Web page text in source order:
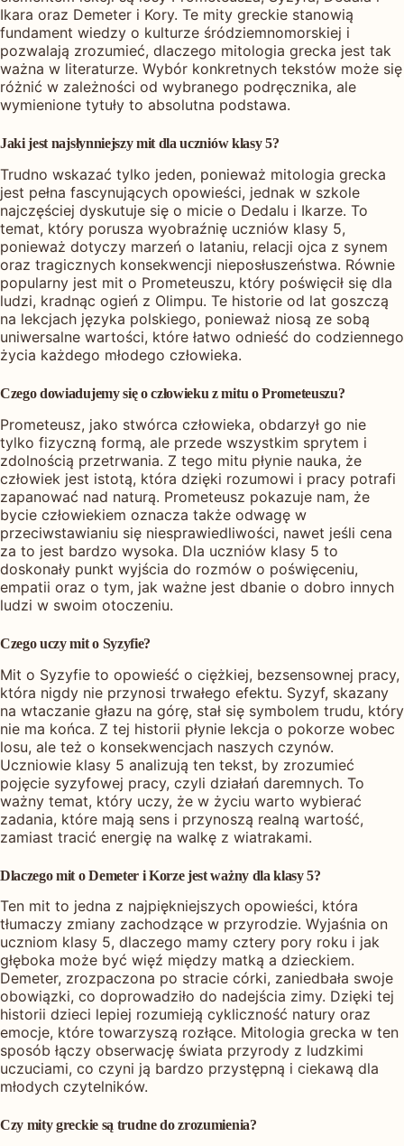
Ikara oraz Demeter i Kory. Te mity greckie stanowią
fundament wiedzy o kulturze śródziemnomorskiej i
pozwalają zrozumieć, dlaczego mitologia grecka jest tak
ważna w literaturze. Wybór konkretnych tekstów może się
różnić w zależności od wybranego podręcznika, ale
wymienione tytuły to absolutna podstawa.
Jaki jest najsłynniejszy mit dla uczniów klasy 5?
Trudno wskazać tylko jeden, ponieważ mitologia grecka
jest pełna fascynujących opowieści, jednak w szkole
najczęściej dyskutuje się o micie o Dedalu i Ikarze. To
temat, który porusza wyobraźnię uczniów klasy 5,
ponieważ dotyczy marzeń o lataniu, relacji ojca z synem
oraz tragicznych konsekwencji nieposłuszeństwa. Równie
popularny jest mit o Prometeuszu, który poświęcił się dla
ludzi, kradnąc ogień z Olimpu. Te historie od lat goszczą
na lekcjach języka polskiego, ponieważ niosą ze sobą
uniwersalne wartości, które łatwo odnieść do codziennego
życia każdego młodego człowieka.
Czego dowiadujemy się o człowieku z mitu o Prometeuszu?
Prometeusz, jako stwórca człowieka, obdarzył go nie
tylko fizyczną formą, ale przede wszystkim sprytem i
zdolnością przetrwania. Z tego mitu płynie nauka, że
człowiek jest istotą, która dzięki rozumowi i pracy potrafi
zapanować nad naturą. Prometeusz pokazuje nam, że
bycie człowiekiem oznacza także odwagę w
przeciwstawianiu się niesprawiedliwości, nawet jeśli cena
za to jest bardzo wysoka. Dla uczniów klasy 5 to
doskonały punkt wyjścia do rozmów o poświęceniu,
empatii oraz o tym, jak ważne jest dbanie o dobro innych
ludzi w swoim otoczeniu.
Czego uczy mit o Syzyfie?
Mit o Syzyfie to opowieść o ciężkiej, bezsensownej pracy,
która nigdy nie przynosi trwałego efektu. Syzyf, skazany
na wtaczanie głazu na górę, stał się symbolem trudu, który
nie ma końca. Z tej historii płynie lekcja o pokorze wobec
losu, ale też o konsekwencjach naszych czynów.
Uczniowie klasy 5 analizują ten tekst, by zrozumieć
pojęcie syzyfowej pracy, czyli działań daremnych. To
ważny temat, który uczy, że w życiu warto wybierać
zadania, które mają sens i przynoszą realną wartość,
zamiast tracić energię na walkę z wiatrakami.
Dlaczego mit o Demeter i Korze jest ważny dla klasy 5?
Ten mit to jedna z najpiękniejszych opowieści, która
tłumaczy zmiany zachodzące w przyrodzie. Wyjaśnia on
uczniom klasy 5, dlaczego mamy cztery pory roku i jak
głęboka może być więź między matką a dzieckiem.
Demeter, zrozpaczona po stracie córki, zaniedbała swoje
obowiązki, co doprowadziło do nadejścia zimy. Dzięki tej
historii dzieci lepiej rozumieją cykliczność natury oraz
emocje, które towarzyszą rozłące. Mitologia grecka w ten
sposób łączy obserwację świata przyrody z ludzkimi
uczuciami, co czyni ją bardzo przystępną i ciekawą dla
młodych czytelników.
Czy mity greckie są trudne do zrozumienia?